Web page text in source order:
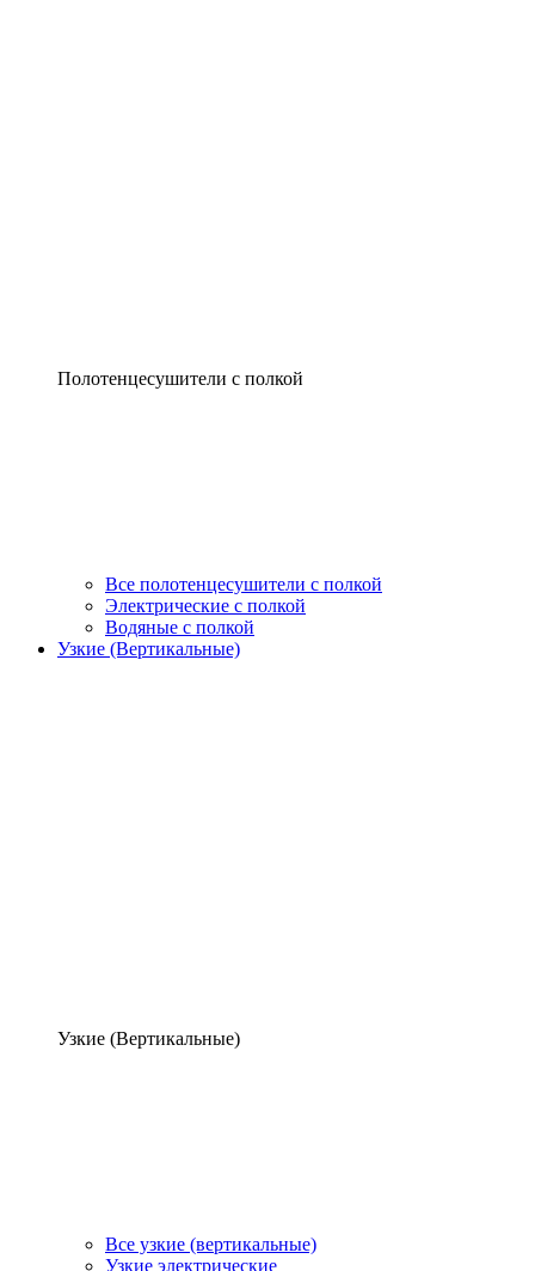
Полотенцесушители с полкой
Все полотенцесушители с полкой
Электрические с полкой
Водяные с полкой
Узкие (Вертикальные)
Узкие (Вертикальные)
Все узкие (вертикальные)
Узкие электрические